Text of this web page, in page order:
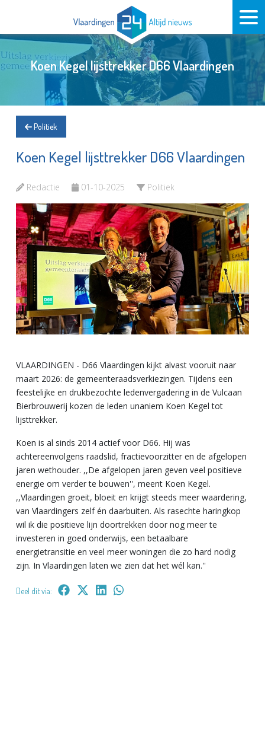
Koen Kegel lijsttrekker D66 Vlaardingen
Politiek
Koen Kegel lijsttrekker D66 Vlaardingen
Redactie 01-10-2025 Politiek
VLAARDINGEN - D66 Vlaardingen kijkt alvast vooruit naar
maart 2026: de gemeenteraadsverkiezingen. Tijdens een
feestelijke en drukbezochte ledenvergadering in de Vulcaan
Bierbrouwerij kozen de leden unaniem Koen Kegel tot
lijsttrekker.
Koen is al sinds 2014 actief voor D66. Hij was
achtereenvolgens raadslid, fractievoorzitter en de afgelopen
jaren wethouder. ,,De afgelopen jaren geven veel positieve
energie om verder te bouwen'', meent Koen Kegel.
,,Vlaardingen groeit, bloeit en krijgt steeds meer waardering,
van Vlaardingers zelf én daarbuiten. Als rasechte haringkop
wil ik die positieve lijn doortrekken door nog meer te
investeren in goed onderwijs, een betaalbare
energietransitie en veel meer woningen die zo hard nodig
zijn. In Vlaardingen laten we zien dat het wél kan.''
Deel dit via: